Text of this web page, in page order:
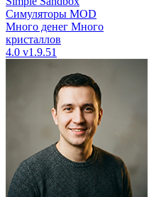
Симуляторы MOD
Много денег Много
кристаллов
4.0 v1.9.51